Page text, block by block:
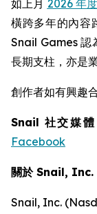
如上月 2026 年
橫跨多年的內容
Snail Games 認
長期支柱，亦是
創作者如有興趣
Snail 社交媒
Facebook
關於 Snail, Inc.
Snail, Inc.